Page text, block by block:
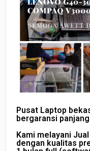
Pusat Laptop
bergaransi panjang
Kami melayani
dengan kualitas